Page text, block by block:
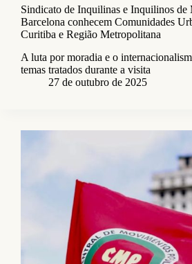
Sindicato de Inquilinas e Inquilinos de
Barcelona conhecem Comunidades
Curitiba e Região Metropolitana
A luta por moradia e o
temas tratados durante a visita
27 de outubro de 2025